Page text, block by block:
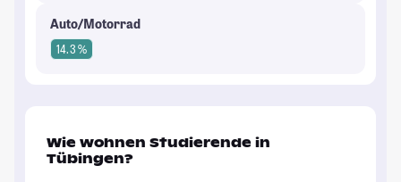
Auto/Motorrad
14.3 %
Wie wohnen Studierende in
Tübingen?